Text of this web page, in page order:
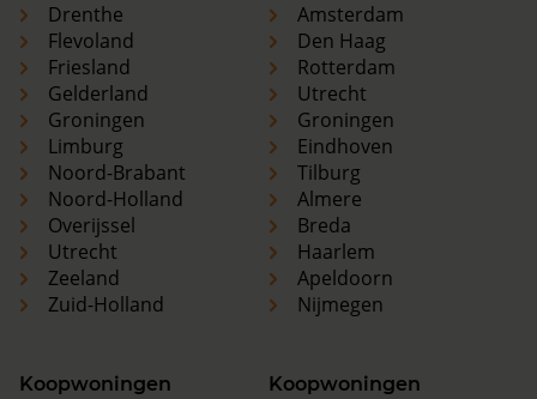
Drenthe
Flevoland
Friesland
Gelderland
Groningen
Limburg
Noord-Brabant
Noord-Holland
Overijssel
Utrecht
Zeeland
Zuid-Holland
Amsterdam
Den Haag
Rotterdam
Utrecht
Groningen
Eindhoven
Tilburg
Almere
Breda
Haarlem
Apeldoorn
Nijmegen
Koopwoningen
Koopwoningen